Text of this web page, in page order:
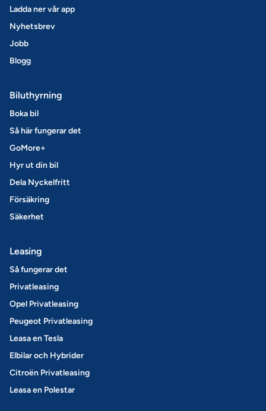
Ladda ner vår app
Nyhetsbrev
Jobb
Blogg
Biluthyrning
Boka bil
Så här fungerar det
GoMore+
Hyr ut din bil
Dela Nyckelfritt
Försäkring
Säkerhet
Leasing
Så fungerar det
Privatleasing
Opel Privatleasing
Peugeot Privatleasing
Leasa en Tesla
Elbilar och Hybrider
Citroën Privatleasing
Leasa en Polestar